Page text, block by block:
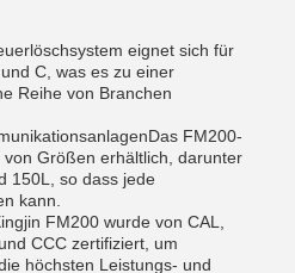
eignet sich für
C, was es zu einer
Reihe von Branchen
FM200-
Größen erhältlich, darunter
150L, so dass jede
kann.
FM200 wurde von CAL,
CCC zertifiziert, um
höchsten Leistungs- und